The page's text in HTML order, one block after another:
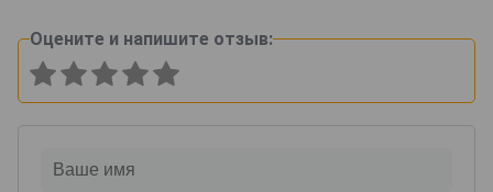
Оцените и напишите отзыв: